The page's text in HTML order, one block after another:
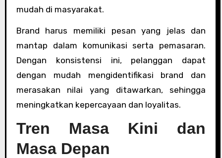
mudah di masyarakat.
Brand harus memiliki pesan yang jelas dan
mantap dalam komunikasi serta pemasaran.
Dengan konsistensi ini, pelanggan dapat
dengan mudah mengidentifikasi brand dan
merasakan nilai yang ditawarkan, sehingga
meningkatkan kepercayaan dan loyalitas.
Tren Masa Kini dan
Masa Depan